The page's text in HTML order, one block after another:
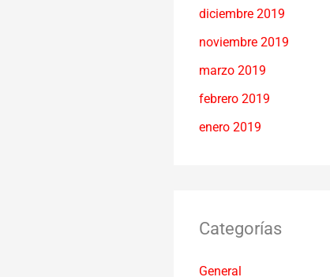
diciembre 2019
noviembre 2019
marzo 2019
febrero 2019
enero 2019
Categorías
General